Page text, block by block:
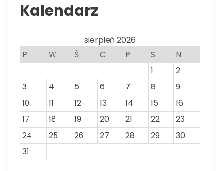
Kalendarz
sierpień 2026
P
W Ś C P S
N
1
2
3
4 5 6 7 8
9
10
11 12 13 14 15
16
17
18 19 20 21 22
23
24
25 26 27 28 29
30
31